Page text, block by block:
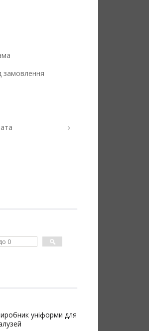
світловідбиваючих елементів.
функціональні кишені, в тому числі
і для інструментів. Складається з
замовлення
уніформи для